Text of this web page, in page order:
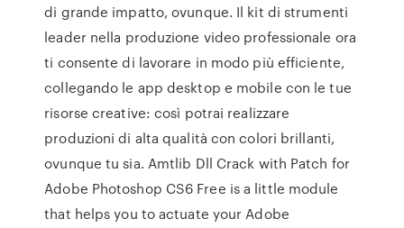
di grande impatto, ovunque. Il kit di strumenti
leader nella produzione video professionale ora
ti consente di lavorare in modo più efficiente,
collegando le app desktop e mobile con le tue
risorse creative: così potrai realizzare
produzioni di alta qualità con colori brillanti,
ovunque tu sia. Amtlib Dll Crack with Patch for
Adobe Photoshop CS6 Free is a little module
that helps you to actuate your Adobe